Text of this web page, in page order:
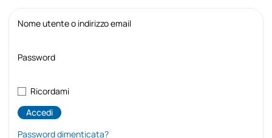
Nome utente o indirizzo email
Password
Ricordami
Password dimenticata?